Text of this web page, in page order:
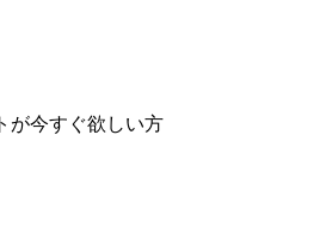
が今すぐ欲しい方